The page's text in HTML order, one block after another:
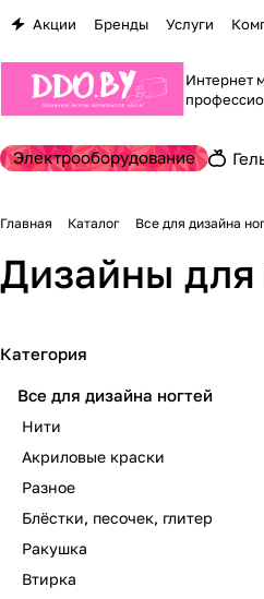
Акции Бренды Услуги
Интернет
Электрооборудование
Главная Каталог Все для дизайна
Дизайны для
Категория
Все для дизайна ногтей
Нити
Акриловые краски
Разное
Блёстки, песочек, глитер
Ракушка
Втирка